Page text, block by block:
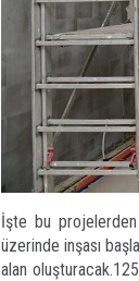
İşte bu projelerden
üzerinde inşası
alan